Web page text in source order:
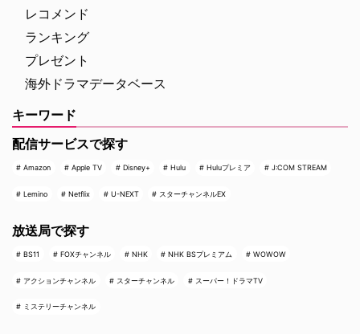
レコメンド
ランキング
プレゼント
海外ドラマデータベース
キーワード
配信サービスで探す
Amazon Apple TV Disney+ Hulu Huluプレミア J:COM STREAM
Lemino Netflix U-NEXT スターチャンネルEX
放送局で探す
BS11 FOXチャンネル NHK NHK BSプレミアム WOWOW
アクションチャンネル スターチャンネル スーパー！ドラマTV
ミステリーチャンネル